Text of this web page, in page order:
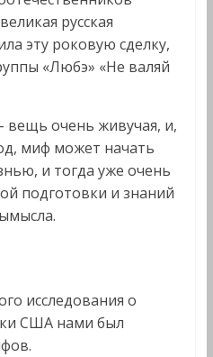
русская
эту роковую сделку,
«Любэ» «Не валяй
вещь очень живучая, и,
миф может начать
и тогда уже очень
подготовки и знаний
исследования о
США нами был